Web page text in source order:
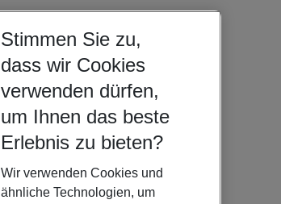
Stimmen Sie zu,
dass wir Cookies
verwenden dürfen,
um Ihnen das beste
Erlebnis zu bieten?
Wir verwenden Cookies und
ähnliche Technologien, um